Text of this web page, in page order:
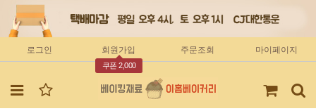
로그인 회원가입
쿠폰 2,000
주문조회 마이페이지